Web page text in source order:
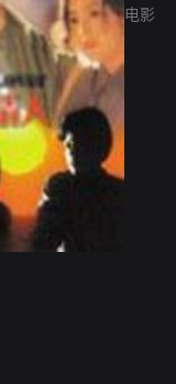
电影